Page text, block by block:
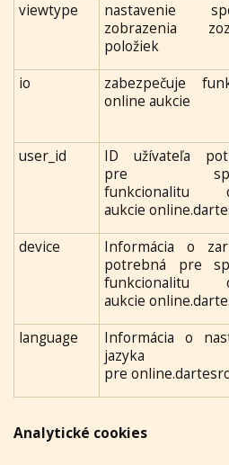
viewtype
nastavenie
zobrazenia
položiek
io
zabezpečuje
online aukcie
user_id
ID užívateľa
pre
funkcionalitu
aukcie
device
Informácia o
potrebná pre
funkcionalitu
aukcie
language
Informácia o
jazyka
pre
Analytické cookies